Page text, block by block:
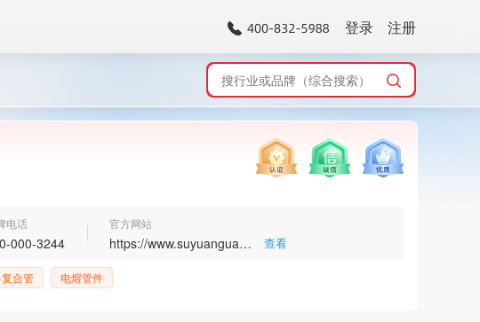
登录 注册
电话
000-3244
官方网站
https://www.suyuanguanye.com/
查看
合管 电熔管件